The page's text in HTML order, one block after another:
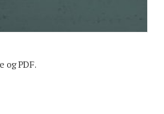
og PDF.